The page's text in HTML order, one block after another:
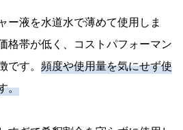
ー液を水道水で薄めて使用しま
格帯が低く、コストパフォーマン
です。 頻度や使用量を気にせず使
。